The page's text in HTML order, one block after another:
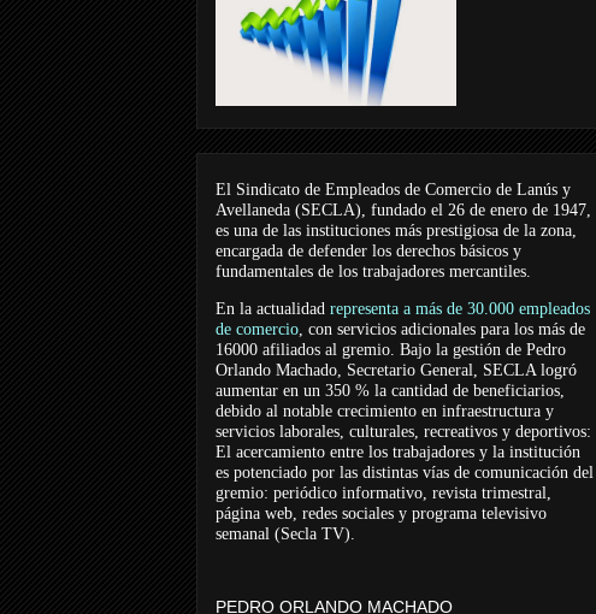
El Sindicato de Empleados de Comercio de Lanús y
Avellaneda (SECLA), fundado el 26 de enero de 1947,
es una de las instituciones más prestigiosa de la zona,
encargada de defender los derechos básicos y
fundamentales de los trabajadores mercantiles.
En la actualidad representa a más de 30.000 empleados
de comercio, con servicios adicionales para los más de
16000 afiliados al gremio. Bajo la gestión de Pedro
Orlando Machado, Secretario General, SECLA logró
aumentar en un 350 % la cantidad de beneficiarios,
debido al notable crecimiento en infraestructura y
servicios laborales, culturales, recreativos y deportivos:
El acercamiento entre los trabajadores y la institución
es potenciado por las distintas vías de comunicación del
gremio: periódico informativo, revista trimestral,
página web, redes sociales y programa televisivo
semanal (Secla TV).
PEDRO ORLANDO MACHADO